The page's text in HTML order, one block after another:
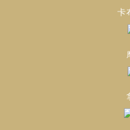
卡